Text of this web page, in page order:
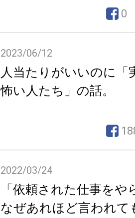
0
2023/06/12
人当たりがいいのに「
怖い人たち」の話。
2022/03/24
「依頼された仕事を
なぜあれほど言われて